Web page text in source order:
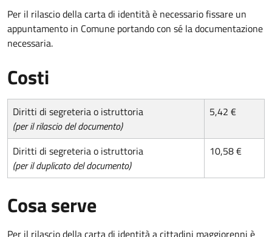
Per il rilascio della carta di identità è necessario fissare un
appuntamento in Comune portando con sé la documentazione
necessaria.
Costi
Diritti di segreteria o istruttoria
(per il rilascio del documento)
5,42 €
Diritti di segreteria o istruttoria
(per il duplicato del documento)
10,58 €
Cosa serve
Per il rilascio della carta di identità a cittadini maggiorenni è